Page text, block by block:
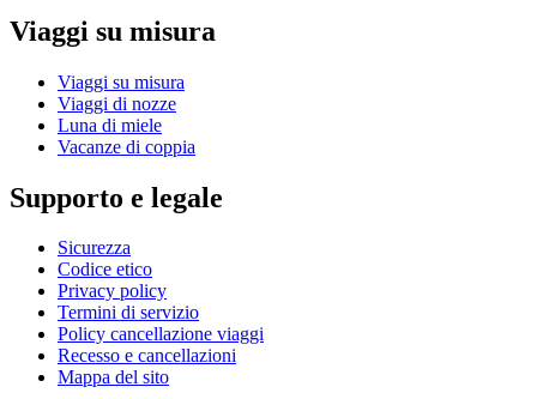
Viaggi su misura
Viaggi su misura
Viaggi di nozze
Luna di miele
Vacanze di coppia
Supporto e legale
Sicurezza
Codice etico
Privacy policy
Termini di servizio
Policy cancellazione viaggi
Recesso e cancellazioni
Mappa del sito